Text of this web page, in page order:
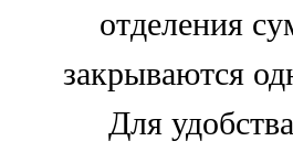
отделения
закрываются
Для